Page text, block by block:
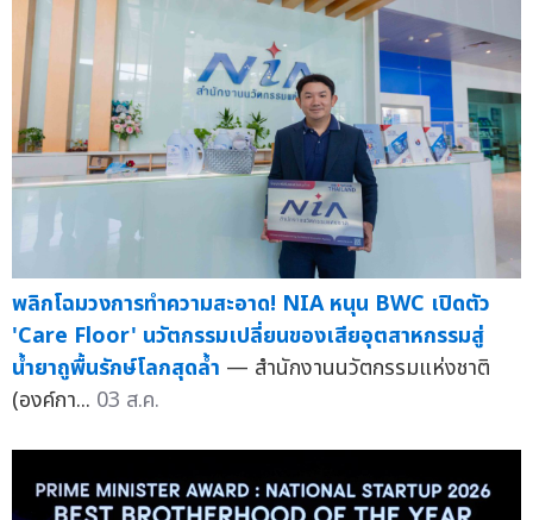
พลิกโฉมวงการทำความสะอาด! NIA หนุน BWC เปิดตัว
'Care Floor' นวัตกรรมเปลี่ยนของเสียอุตสาหกรรมสู่
น้ำยาถูพื้นรักษ์โลกสุดล้ำ — สำนักงานนวัตกรรมแห่งชาติ
(องค์กา... 03 ส.ค.